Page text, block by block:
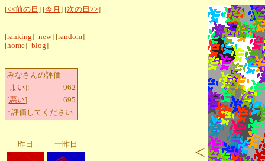
[<<前の日 ] [今月 ] [次の日>>]
[ranking] [new] [random]
[home] [blog]
みなさんの評価
[よい]:
962
[悪い]:
695
↑評価してください
昨日 一昨日 <